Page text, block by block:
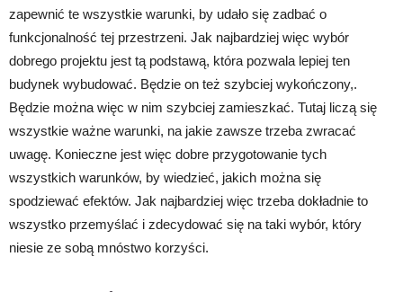
zapewnić te wszystkie warunki, by udało się zadbać o
funkcjonalność tej przestrzeni. Jak najbardziej więc wybór
dobrego projektu jest tą podstawą, która pozwala lepiej ten
budynek wybudować. Będzie on też szybciej wykończony,.
Będzie można więc w nim szybciej zamieszkać. Tutaj liczą się
wszystkie ważne warunki, na jakie zawsze trzeba zwracać
uwagę. Konieczne jest więc dobre przygotowanie tych
wszystkich warunków, by wiedzieć, jakich można się
spodziewać efektów. Jak najbardziej więc trzeba dokładnie to
wszystko przemyślać i zdecydować się na taki wybór, który
niesie ze sobą mnóstwo korzyści.